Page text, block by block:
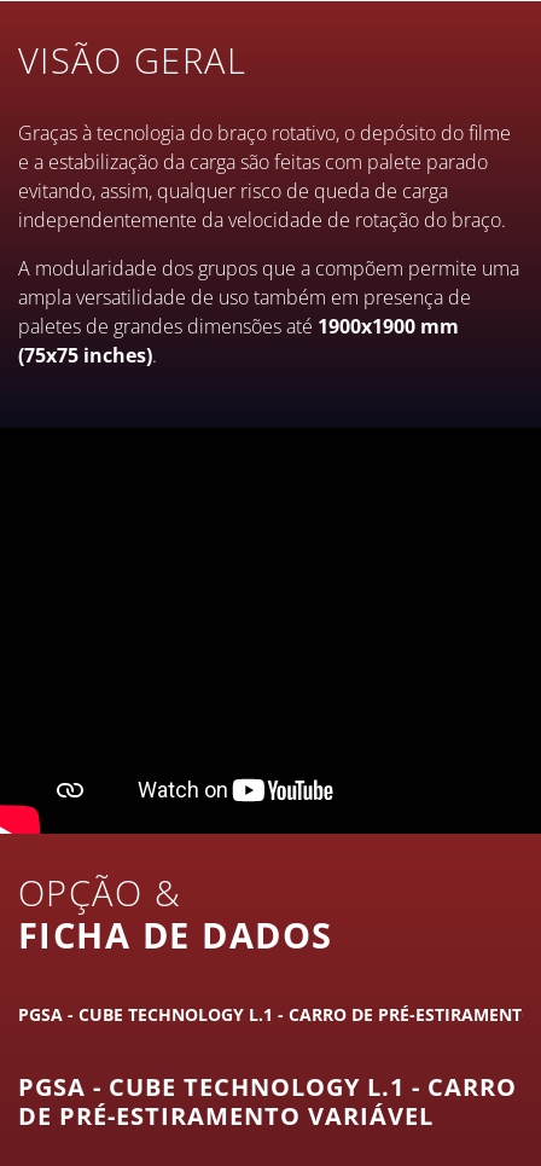
Versão padrão de
750mm/30" como opção.
VISÃO GERAL
Graças à tecnologia do braço rotativo, o depósito do filme
e a estabilização da carga são feitas com palete parado
evitando, assim, qualquer risco de queda de carga
independentemente da velocidade de rotação do braço.
A modularidade dos grupos que a compõem permite uma
ampla versatilidade de uso também em presença de
paletes de grandes dimensões até 1900x1900 mm
(75x75 inches).
OPÇÃO &
FICHA DE DADOS
PGSA - CUBE TECHNOLOGY L.1 - CARRO DE PRÉ-
PGSA - CUBE TECHNOLOGY L.1 - CARRO
DE PRÉ-ESTIRAMENTO VARIÁVEL